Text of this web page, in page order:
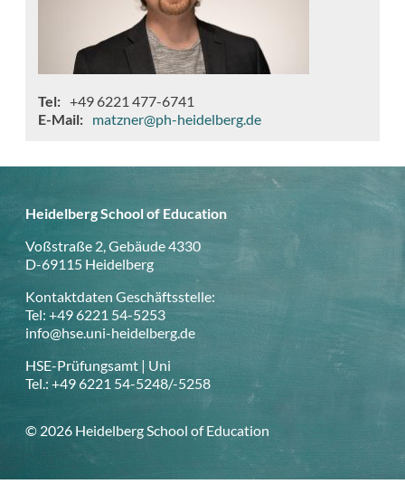
Tel
+49 6221 477-6741
E-Mail
matzner@ph-heidelberg.de
Heidelberg School of Education
Voßstraße 2, Gebäude 4330
D-69115 Heidelberg
Kontaktdaten Geschäftsstelle:
Tel: +49 6221 54-5253
info@hse.uni-heidelberg.de
HSE-Prüfungsamt | Uni
Tel.: +49 6221 54-5248/-5258
© 2026 Heidelberg School of Education